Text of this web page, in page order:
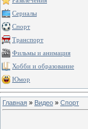
Сериалы
Спорт
Транспорт
Фильмы и анимация
Хобби и образование
Юмор
Главная » Видео » Спорт